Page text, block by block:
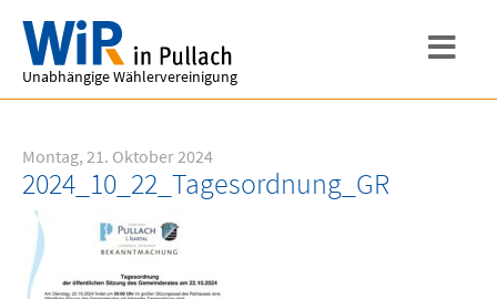
Unabhängige Wählervereinigung
Montag, 21. Oktober 2024
2024_10_22_Tagesordnung_GR